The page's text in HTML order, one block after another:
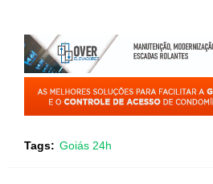
Tags: Goiás 24h